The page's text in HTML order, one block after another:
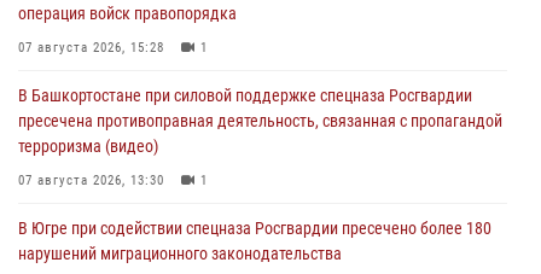
операция войск правопорядка
07 августа 2026, 15:28 1
В Башкортостане при силовой поддержке спецназа Росгвардии
пресечена противоправная деятельность, связанная с пропагандой
терроризма (видео)
07 августа 2026, 13:30 1
В Югре при содействии спецназа Росгвардии пресечено более 180
нарушений миграционного законодательства